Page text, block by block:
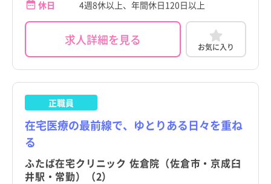
休日
4週8休以上、年間休日120日以上
求人詳細を見る お気に入り
正職員
在宅医療の最前線で、ゆとりある日々を重ね
る
ふたば在宅クリニック 佐倉院（佐倉市・京成臼
井駅・常勤）（2）